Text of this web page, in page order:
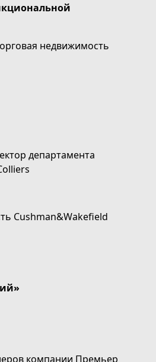
недвижимость
департамента
Cushman&Wakefield
компании Премьер